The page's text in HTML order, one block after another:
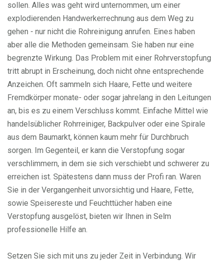
sollen. Alles was geht wird unternommen, um einer
explodierenden Handwerkerrechnung aus dem Weg zu
gehen - nur nicht die Rohreinigung anrufen. Eines haben
aber alle die Methoden gemeinsam. Sie haben nur eine
begrenzte Wirkung. Das Problem mit einer Rohrverstopfung
tritt abrupt in Erscheinung, doch nicht ohne entsprechende
Anzeichen. Oft sammeln sich Haare, Fette und weitere
Fremdkörper monate- oder sogar jahrelang in den Leitungen
an, bis es zu einem Verschluss kommt. Einfache Mittel wie
handelsüblicher Rohrreiniger, Backpulver oder eine Spirale
aus dem Baumarkt, können kaum mehr für Durchbruch
sorgen. Im Gegenteil, er kann die Verstopfung sogar
verschlimmern, in dem sie sich verschiebt und schwerer zu
erreichen ist. Spätestens dann muss der Profi ran. Waren
Sie in der Vergangenheit unvorsichtig und Haare, Fette,
sowie Speisereste und Feuchttücher haben eine
Verstopfung ausgelöst, bieten wir Ihnen in Selm
professionelle Hilfe an.
Setzen Sie sich mit uns zu jeder Zeit in Verbindung. Wir